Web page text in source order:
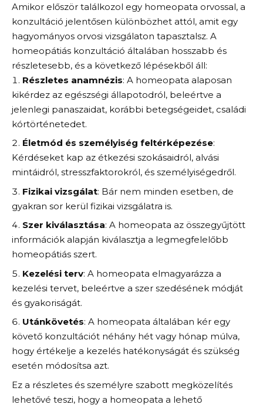
Amikor először találkozol egy homeopata orvossal, a
konzultáció jelentősen különbözhet attól, amit egy
hagyományos orvosi vizsgálaton tapasztalsz. A
homeopátiás konzultáció általában hosszabb és
részletesebb, és a következő lépésekből áll:
Részletes anamnézis: A homeopata alaposan
kikérdez az egészségi állapotodról, beleértve a
jelenlegi panaszaidat, korábbi betegségeidet, családi
kórtörténetedet.
Életmód és személyiség feltérképezése:
Kérdéseket kap az étkezési szokásaidról, alvási
mintáidról, stresszfaktorokról, és személyiségedről.
Fizikai vizsgálat: Bár nem minden esetben, de
gyakran sor kerül fizikai vizsgálatra is.
Szer kiválasztása: A homeopata az összegyűjtött
információk alapján kiválasztja a legmegfelelőbb
homeopátiás szert.
Kezelési terv: A homeopata elmagyarázza a
kezelési tervet, beleértve a szer szedésének módját
és gyakoriságát.
Utánkövetés: A homeopata általában kér egy
követő konzultációt néhány hét vagy hónap múlva,
hogy értékelje a kezelés hatékonyságát és szükség
esetén módosítsa azt.
Ez a részletes és személyre szabott megközelítés
lehetővé teszi, hogy a homeopata a lehető